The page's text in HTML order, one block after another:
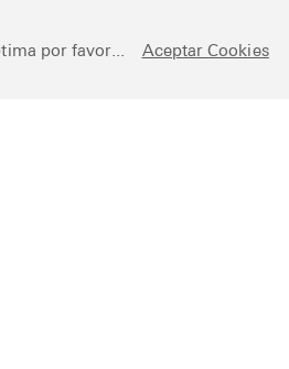
por favor... Aceptar Cookies
Library Archive Posts